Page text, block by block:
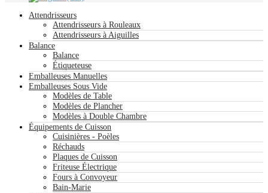
Attendrisseurs
Attendrisseurs à Rouleaux
Attendrisseurs à Aiguilles
Balance
Balance
Étiqueteuse
Emballeuses Manuelles
Emballeuses Sous Vide
Modèles de Table
Modèles de Plancher
Modèles à Double Chambre
Équipements de Cuisson
Cuisinières - Poèles
Réchauds
Plaques de Cuisson
Friteuse Électrique
Fours à Convoyeur
Bain-Marie